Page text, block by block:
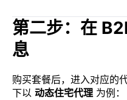
第二步：在
息
购买套餐后，进入对应的
下以 动态住宅代理 为例：